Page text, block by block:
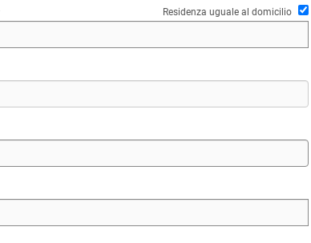
Residenza uguale al domicilio